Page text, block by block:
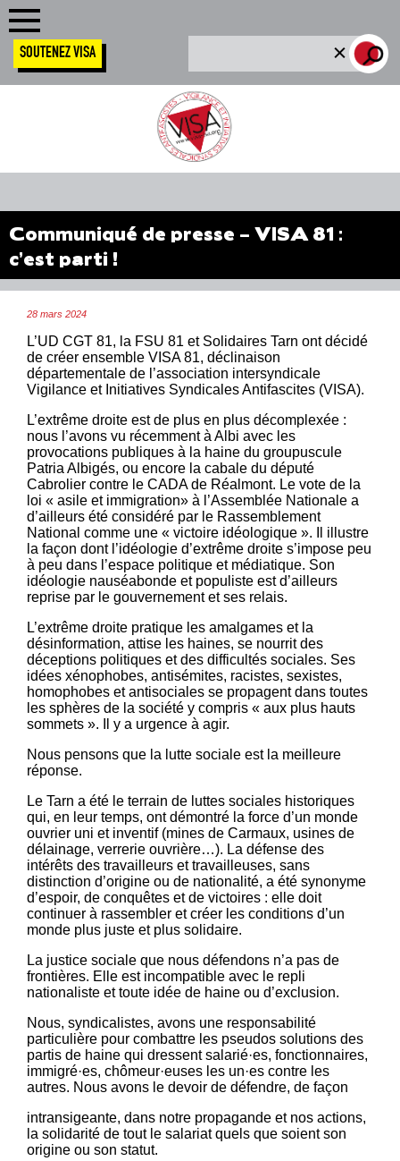
SOUTENEZ VISA
Communiqué de presse – VISA 81 :
c’est parti !
28 mars 2024
L’UD CGT 81, la FSU 81 et Solidaires Tarn ont décidé
de créer ensemble VISA 81, déclinaison
départementale de l’association intersyndicale
Vigilance et Initiatives Syndicales Antifascites (VISA).
L’extrême droite est de plus en plus décomplexée :
nous l’avons vu récemment à Albi avec les
provocations publiques à la haine du groupuscule
Patria Albigés, ou encore la cabale du député
Cabrolier contre le CADA de Réalmont. Le vote de la
loi « asile et immigration» à l’Assemblée Nationale a
d’ailleurs été considéré par le Rassemblement
National comme une « victoire idéologique ». Il illustre
la façon dont l’idéologie d’extrême droite s’impose peu
à peu dans l’espace politique et médiatique. Son
idéologie nauséabonde et populiste est d’ailleurs
reprise par le gouvernement et ses relais.
L’extrême droite pratique les amalgames et la
désinformation, attise les haines, se nourrit des
déceptions politiques et des difficultés sociales. Ses
idées xénophobes, antisémites, racistes, sexistes,
homophobes et antisociales se propagent dans toutes
les sphères de la société y compris « aux plus hauts
sommets ». Il y a urgence à agir.
Nous pensons que la lutte sociale est la meilleure
réponse.
Le Tarn a été le terrain de luttes sociales historiques
qui, en leur temps, ont démontré la force d’un monde
ouvrier uni et inventif (mines de Carmaux, usines de
délainage, verrerie ouvrière…). La défense des
intérêts des travailleurs et travailleuses, sans
distinction d’origine ou de nationalité, a été synonyme
d’espoir, de conquêtes et de victoires : elle doit
continuer à rassembler et créer les conditions d’un
monde plus juste et plus solidaire.
La justice sociale que nous défendons n’a pas de
frontières. Elle est incompatible avec le repli
nationaliste et toute idée de haine ou d’exclusion.
Nous, syndicalistes, avons une responsabilité
particulière pour combattre les pseudos solutions des
partis de haine qui dressent salarié·es, fonctionnaires,
immigré·es, chômeur·euses les un·es contre les
autres. Nous avons le devoir de défendre, de façon
intransigeante, dans notre propagande et nos actions,
la solidarité de tout le salariat quels que soient son
origine ou son statut.